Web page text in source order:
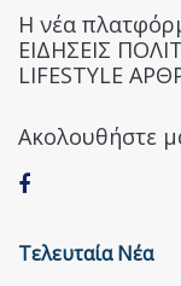
Η νέα
ΕΙΔΗΣΕΙΣ
LIFESTYLE
Ακολουθήστε
Τελευταία Νέα